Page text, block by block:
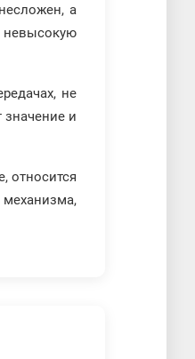
а
невысокую
не
значение и
относится